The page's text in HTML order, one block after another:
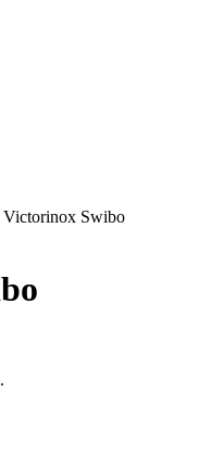
Swibo
.